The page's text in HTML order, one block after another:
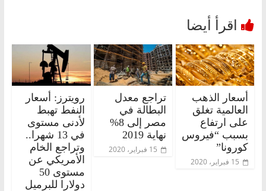
أسعار الذهب
العالمية تغلق
على ارتفاع
بسبب “فيروس
كورونا”
15 فبراير، 2020
تراجع معدل
البطالة في
مصر إلى 8%
نهاية 2019
15 فبراير، 2020
رويترز: أسعار
النفط تهبط
لأدنى مستوى
في 13 شهرا..
وتراجع الخام
الأمريكي عن
مستوى 50
دولارا للبرميل